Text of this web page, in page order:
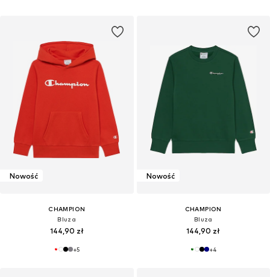
Nowość
CHAMPION
Bluza
144,90 zł
+5
Nowość
CHAMPION
Bluza
144,90 zł
+4